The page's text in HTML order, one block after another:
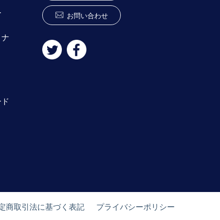
お問い合わせ
商取引法に基づく表記 プライバシーポリシー